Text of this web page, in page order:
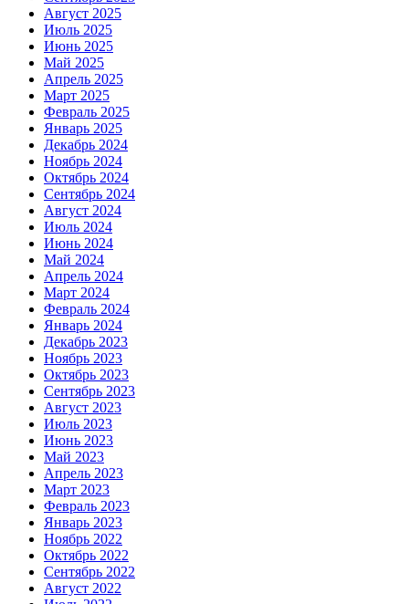
Август 2025
Июль 2025
Июнь 2025
Май 2025
Апрель 2025
Март 2025
Февраль 2025
Январь 2025
Декабрь 2024
Ноябрь 2024
Октябрь 2024
Сентябрь 2024
Август 2024
Июль 2024
Июнь 2024
Май 2024
Апрель 2024
Март 2024
Февраль 2024
Январь 2024
Декабрь 2023
Ноябрь 2023
Октябрь 2023
Сентябрь 2023
Август 2023
Июль 2023
Июнь 2023
Май 2023
Апрель 2023
Март 2023
Февраль 2023
Январь 2023
Ноябрь 2022
Октябрь 2022
Сентябрь 2022
Август 2022